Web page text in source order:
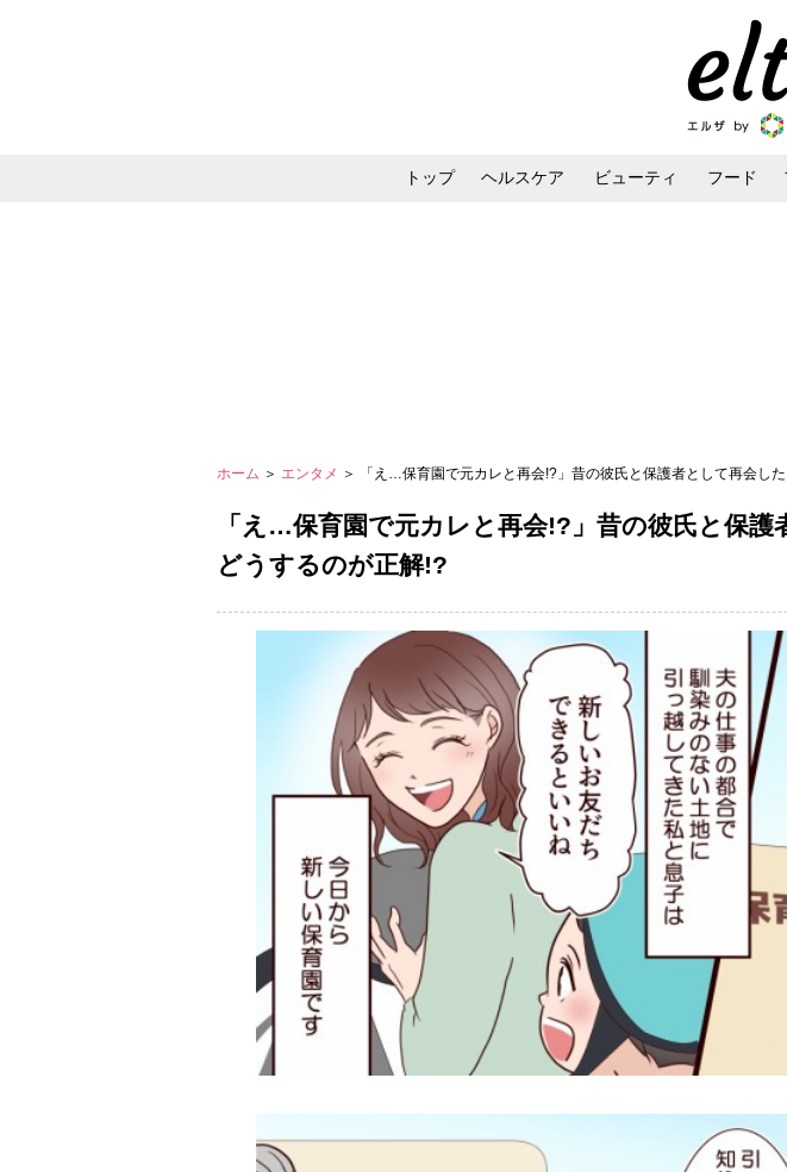
トップ ヘルスケア ビューティ フード
ホーム ＞ エンタメ ＞ 「え…保育園で元カレと再会!?」昔の彼氏と保護者として再会し
「え…保育園で元カレと再会!?」昔の彼氏と保護
どうするのが正解!?